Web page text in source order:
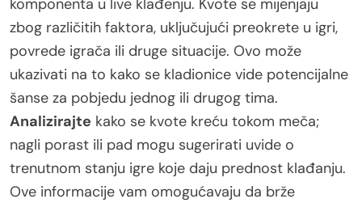
komponenta u live klađenju. Kvote se mijenjaju
zbog različitih faktora, uključujući preokrete u igri,
povrede igrača ili druge situacije. Ovo može
ukazivati na to kako se kladionice vide potencijalne
šanse za pobjedu jednog ili drugog tima.
Analizirajte kako se kvote kreću tokom meča;
nagli porast ili pad mogu sugerirati uvide o
trenutnom stanju igre koje daju prednost klađanju.
Ove informacije vam omogućavaju da brže